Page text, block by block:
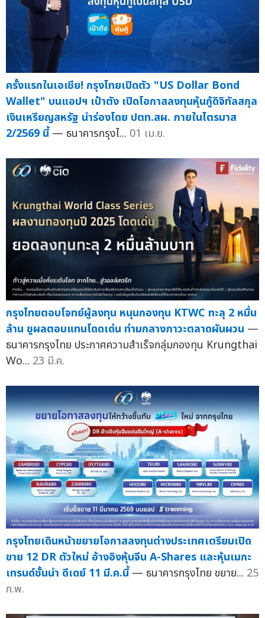
ครั้งแรกในเอเชีย! กรุงไทยเปิดตัว "US Dollar Bond
Wallet" บนแอปฯ เป๋าตัง เปิดโอกาสลงทุนหุ้นกู้ดิจิทัลสกุล
เงินเหรียญสหรัฐ นำร่องโดย ปตท.สผ. ภายในไตรมาส
2/2569 นี้ — ธนาคารกรุงไ... 01 เม.ย.
กรุงไทยตอบโจทย์ผู้ลงทุน หนุนกองทุน KTWC ทะลุ 2 หมื่น
ล้าน ชูผลตอบแทนโดดเด่น ท่ามกลางภาวะตลาดผันผวน —
ธนาคารกรุงไทย ประกาศความสำเร็จกลุ่มกองทุน Krungthai
Wo... 23 มี.ค.
กรุงไทยเดินหน้าขยายโอกาสลงทุนต่างประเทศเตรียมเปิด
ขาย 12 DR ตัวใหม่ อ้างอิงหุ้นจีน A-Shares และหุ้นเมกะ
เทรนด์ชั้นนำ ดีเดย์ 11 มี.ค.นี้ — ธนาคารกรุงไทย ขยาย... 25
ก.พ.